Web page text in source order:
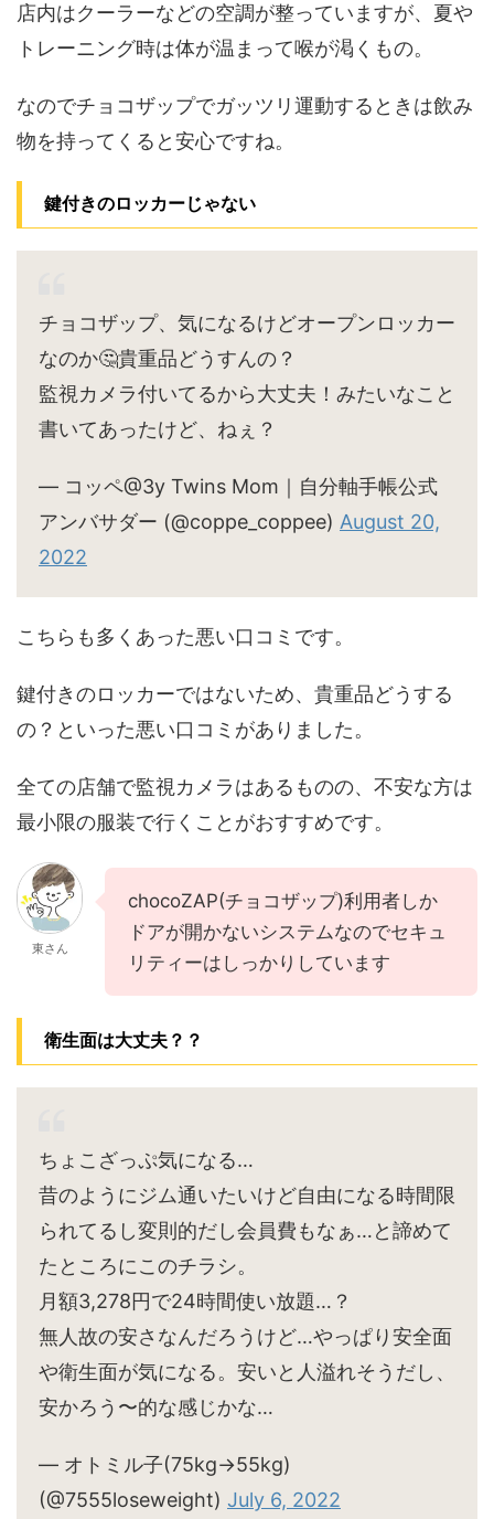
店内はクーラーなどの空調が整っていますが、夏や
トレーニング時は体が温まって喉が渇くもの。
なのでチョコザップでガッツリ運動するときは飲み
物を持ってくると安心ですね。
鍵付きのロッカーじゃない
チョコザップ、気になるけどオープンロッカー
なのか🤔貴重品どうすんの？
監視カメラ付いてるから大丈夫！みたいなこと
書いてあったけど、ねぇ？
— コッペ@3y Twins Mom｜自分軸手帳公式
アンバサダー (@coppe_coppee) August 20,
2022
こちらも多くあった悪い口コミです。
鍵付きのロッカーではないため、貴重品どうする
の？といった悪い口コミがありました。
全ての店舗で監視カメラはあるものの、不安な方は
最小限の服装で行くことがおすすめです。
東さん
chocoZAP(チョコザップ)利用者しか
ドアが開かないシステムなのでセキュ
リティーはしっかりしています
衛生面は大丈夫？？
ちょこざっぷ気になる…
昔のようにジム通いたいけど自由になる時間限
られてるし変則的だし会員費もなぁ…と諦めて
たところにこのチラシ。
月額3,278円で24時間使い放題…？
無人故の安さなんだろうけど…やっぱり安全面
や衛生面が気になる。安いと人溢れそうだし、
安かろう〜的な感じかな…
— オトミル子(75kg→55kg)
(@7555loseweight) July 6, 2022